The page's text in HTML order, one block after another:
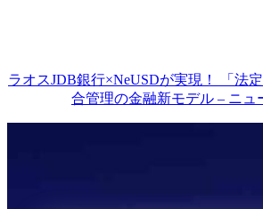
ラオスJDB銀行×NeUSDが実現！ 「法
合管理の金融新モデル – ニュ